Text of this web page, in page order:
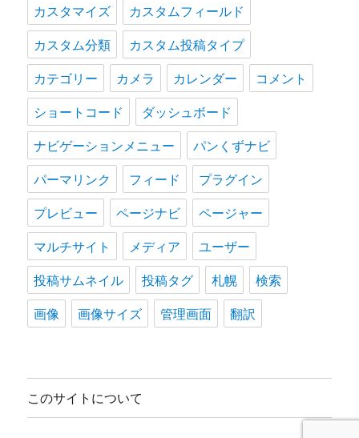
カスタマイズ
カスタムフィールド
カスタム分類
カスタム投稿タイプ
カテゴリー
カメラ カレンダー
コメント
ショートコード
ダッシュボード
ナビゲーションメニュー
パンくずナビ
パーマリンク
フィード
プラグイン
プレビュー
ページナビ
ページャー
マルチサイト
メディア
ユーザー
投稿サムネイル
投稿タグ 札幌
検索
画像
画像サイズ 管理画面 翻訳
このサイトについて